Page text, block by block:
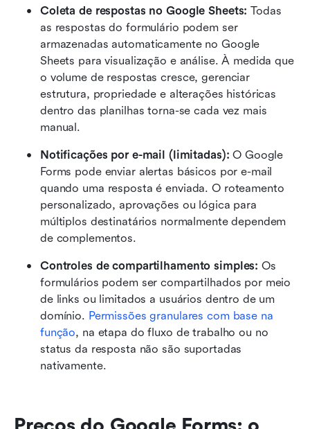
Coleta de respostas no Google Sheets: Todas
as respostas do formulário podem ser
armazenadas automaticamente no Google
Sheets para visualização e análise. À medida que
o volume de respostas cresce, gerenciar
estrutura, propriedade e alterações históricas
dentro das planilhas torna-se cada vez mais
manual.
Notificações por e-mail (limitadas): O Google
Forms pode enviar alertas básicos por e-mail
quando uma resposta é enviada. O roteamento
personalizado, aprovações ou lógica para
múltiplos destinatários normalmente dependem
de complementos.
Controles de compartilhamento simples: Os
formulários podem ser compartilhados por meio
de links ou limitados a usuários dentro de um
domínio. Permissões granulares com base na
função, na etapa do fluxo de trabalho ou no
status da resposta não são suportadas
nativamente.